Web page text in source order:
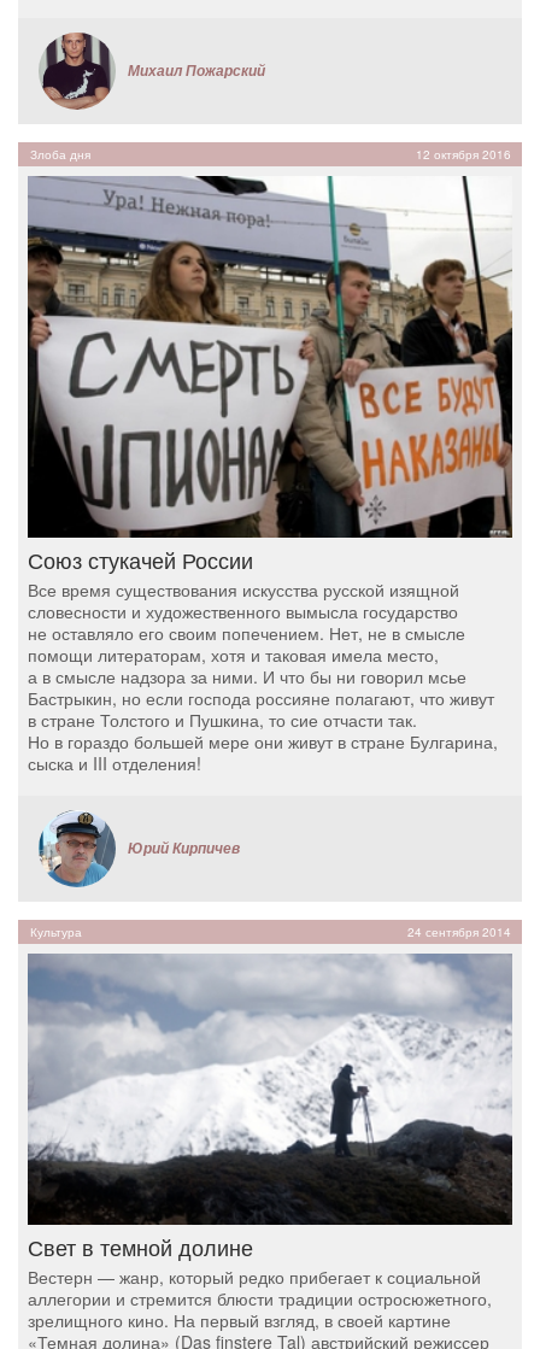
Михаил Пожарский
Злоба дня 12 октября 2016
Союз стукачей России
Все время существования искусства русской изящной
словесности и художественного вымысла государство
не оставляло его своим попечением. Нет, не в смысле
помощи литераторам, хотя и таковая имела место,
а в смысле надзора за ними. И что бы ни говорил мсье
Бастрыкин, но если господа россияне полагают, что живут
в стране Толстого и Пушкина, то сие отчасти так.
Но в гораздо большей мере они живут в стране Булгарина,
сыска и III отделения!
Юрий Кирпичев
Культура 24 сентября 2014
Свет в темной долине
Вестерн — жанр, который редко прибегает к социальной
аллегории и стремится блюсти традиции остросюжетного,
зрелищного кино. На первый взгляд, в своей картине
«Темная долина» (Das finstere Tal) австрийский режиссер